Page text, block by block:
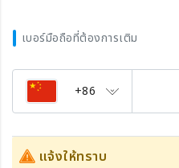
เบอร์มือถือที่ต้องการเติม
+86
แจ้งให้ทราบ